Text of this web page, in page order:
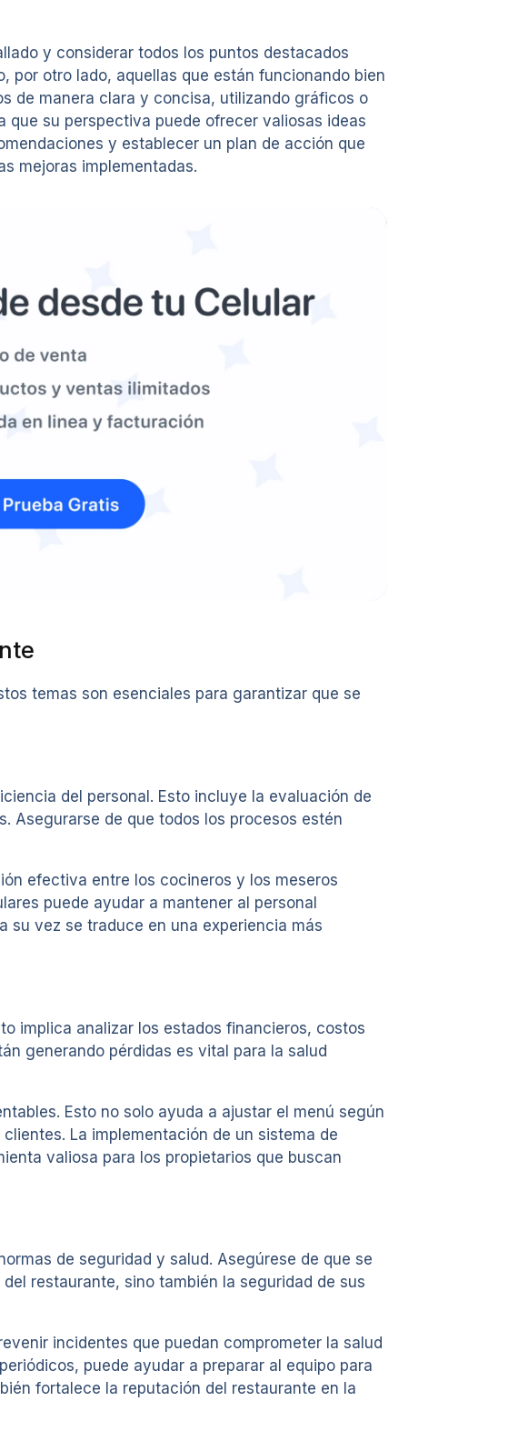
y considerar todos los puntos destacados
por otro lado, aquellas que están funcionando bien
de manera clara y concisa, utilizando gráficos o
su perspectiva puede ofrecer valiosas ideas
y establecer un plan de acción que
mejoras implementadas.
temas son esenciales para garantizar que se
del personal. Esto incluye la evaluación de
Asegurarse de que todos los procesos estén
efectiva entre los cocineros y los meseros
puede ayudar a mantener al personal
su vez se traduce en una experiencia más
implica analizar los estados financieros, costos
generando pérdidas es vital para la salud
Esto no solo ayuda a ajustar el menú según
La implementación de un sistema de
valiosa para los propietarios que buscan
de seguridad y salud. Asegúrese de que se
restaurante, sino también la seguridad de sus
incidentes que puedan comprometer la salud
puede ayudar a preparar al equipo para
fortalece la reputación del restaurante en la